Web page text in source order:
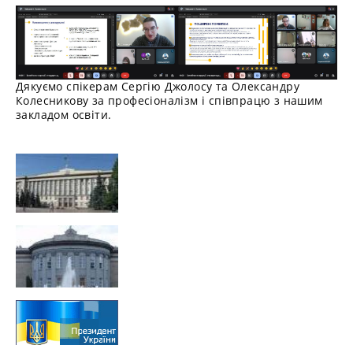
Дякуємо спікерам Сергію Джолосу та Олександру
Колесникову за професіоналізм і співпрацю з нашим
закладом освіти.